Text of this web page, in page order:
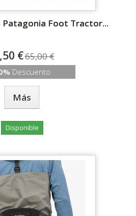
Patagonia Foot Tractor...
€65,00 €
Descuento
Más
Disponible